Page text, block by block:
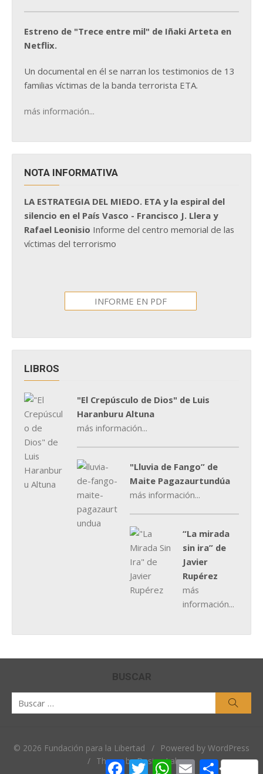
Estreno de "Trece entre mil" de Iñaki Arteta en
Netflix.
Un documental en él se narran los testimonios de 13
familias víctimas de la banda terrorista ETA.
más información...
NOTA INFORMATIVA
LA ESTRATEGIA DEL MIEDO. ETA y la espiral del
silencio en el País Vasco - Francisco J. Llera y
Rafael Leonisio Informe del centro memorial de las
víctimas del terrorismo
INFORME EN PDF
LIBROS
"El Crepúsculo de Dios" de Luis
Haranburu Altuna
más información...
"Lluvia de Fango” de
Maite Pagazaurtundúa
más información...
“La mirada
sin ira” de
Javier
Rupérez
más
información...
BUSCAR
© 2026 Fundación para la Libertad /
Powered by WordPress
/ Theme by Design Lab
Facebook
TwitterWhatsApp
EmailCompartir